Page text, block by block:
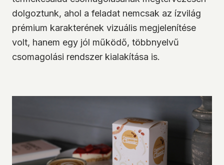
dolgoztunk, ahol a feladat nemcsak az ízvilág
prémium karakterének vizuális megjelenítése
volt, hanem egy jól működő, többnyelvű
csomagolási rendszer kialakítása is.